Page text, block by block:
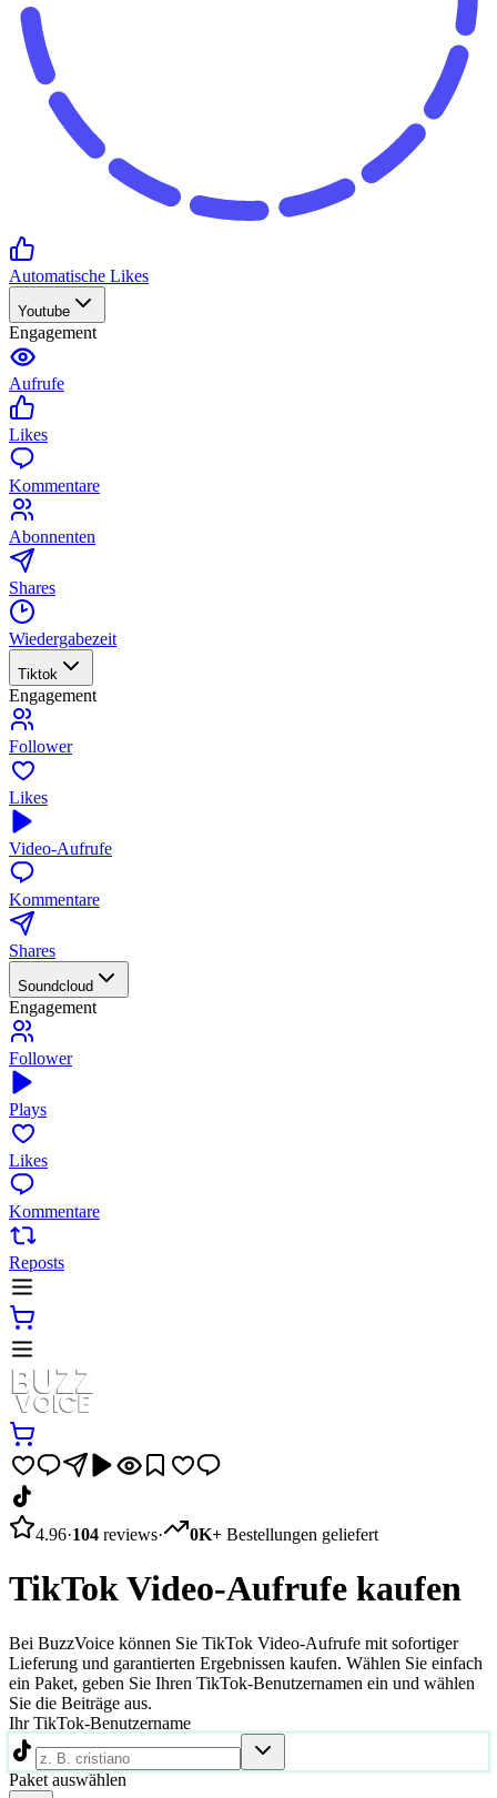
Automatische Likes
Youtube
Engagement
Aufrufe
Likes
Kommentare
Abonnenten
Shares
Wiedergabezeit
Tiktok
Engagement
Follower
Likes
Video-Aufrufe
Kommentare
Shares
Soundcloud
Engagement
Follower
Plays
Likes
Kommentare
Reposts
4.96·104 reviews· 0K+ Bestellungen geliefert
TikTok Video-Aufrufe kaufen
Bei BuzzVoice können Sie TikTok Video-Aufrufe mit sofortiger
Lieferung und garantierten Ergebnissen kaufen. Wählen Sie einfach
ein Paket, geben Sie Ihren TikTok-Benutzernamen ein und wählen
Sie die Beiträge aus.
Ihr TikTok-Benutzername
Paket auswählen